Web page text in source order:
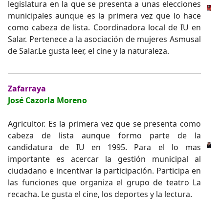
legislatura en la que se presenta a unas elecciones
municipales aunque es la primera vez que lo hace
como cabeza de lista. Coordinadora local de IU en
Salar. Pertenece a la asociación de mujeres Asmusal
de Salar.Le gusta leer, el cine y la naturaleza.
Zafarraya
José Cazorla Moreno
Agricultor. Es la primera vez que se presenta como
cabeza de lista aunque formo parte de la
candidatura de IU en 1995. Para el lo mas
importante es acercar la gestión municipal al
ciudadano e incentivar la participación. Participa en
las funciones que organiza el grupo de teatro La
recacha. Le gusta el cine, los deportes y la lectura.